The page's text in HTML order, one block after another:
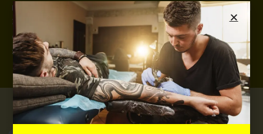
rimborserà il destinatario) con un costo aggiuntivo del
3,5% sul valore totale del carrello, da richiedere prima
di concludere il pagamento al seguente indirizzo:
shop@maxsignorello.it